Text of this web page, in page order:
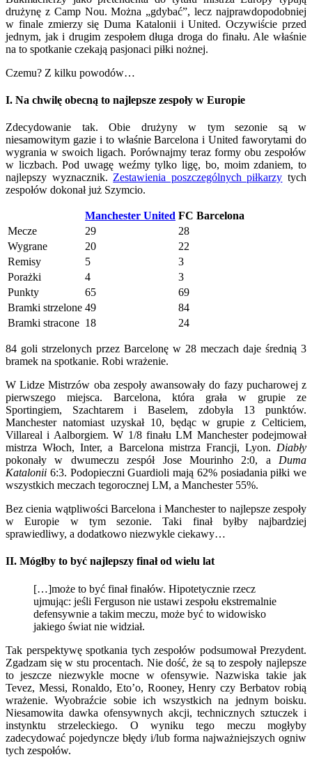
drużynę z Camp Nou. Można „gdybać”, lecz najprawdopodobniej
w finale zmierzy się Duma Katalonii i United. Oczywiście przed
jednym, jak i drugim zespołem długa droga do finału. Ale właśnie
na to spotkanie czekają pasjonaci piłki nożnej.
Czemu? Z kilku powodów…
I. Na chwilę obecną to najlepsze zespoły w Europie
Zdecydowanie tak. Obie drużyny w tym sezonie są w
niesamowitym gazie i to właśnie Barcelona i United faworytami do
wygrania w swoich ligach. Porównajmy teraz formy obu zespołów
w liczbach. Pod uwagę weźmy tylko ligę, bo, moim zdaniem, to
najlepszy wyznacznik. Zestawienia poszczególnych piłkarzy tych
zespołów dokonał już Szymcio.
Manchester United FC Barcelona
Mecze
29
28
Wygrane
20
22
Remisy
5
3
Porażki
4
3
Punkty
65
69
Bramki strzelone 49
84
Bramki stracone 18 24
84 goli strzelonych przez Barcelonę w 28 meczach daje średnią 3
bramek na spotkanie. Robi wrażenie.
W Lidze Mistrzów oba zespoły awansowały do fazy pucharowej z
pierwszego miejsca. Barcelona, która grała w grupie ze
Sportingiem, Szachtarem i Baselem, zdobyła 13 punktów.
Manchester natomiast uzyskał 10, będąc w grupie z Celticiem,
Villareal i Aalborgiem. W 1/8 finału LM Manchester podejmował
mistrza Włoch, Inter, a Barcelona mistrza Francji, Lyon. Diabły
pokonały w dwumeczu zespół Jose Mourinho 2:0, a Duma
Katalonii 6:3. Podopieczni Guardioli mają 62% posiadania piłki we
wszystkich meczach tegorocznej LM, a Manchester 55%.
Bez cienia wątpliwości Barcelona i Manchester to najlepsze zespoły
w Europie w tym sezonie. Taki finał byłby najbardziej
sprawiedliwy, a dodatkowo niezwykle ciekawy…
II. Mógłby to być najlepszy finał od wielu lat
[…]może to być finał finałów. Hipotetycznie rzecz
ujmując: jeśli Ferguson nie ustawi zespołu ekstremalnie
defensywnie a takim meczu, może być to widowisko
jakiego świat nie widział.
Tak perspektywę spotkania tych zespołów podsumował Prezydent.
Zgadzam się w stu procentach. Nie dość, że są to zespoły najlepsze
to jeszcze niezwykle mocne w ofensywie. Nazwiska takie jak
Tevez, Messi, Ronaldo, Eto’o, Rooney, Henry czy Berbatov robią
wrażenie. Wyobraźcie sobie ich wszystkich na jednym boisku.
Niesamowita dawka ofensywnych akcji, technicznych sztuczek i
instynktu strzeleckiego. O wyniku tego meczu mogłyby
zadecydować pojedyncze błędy i/lub forma najważniejszych ogniw
tych zespołów.